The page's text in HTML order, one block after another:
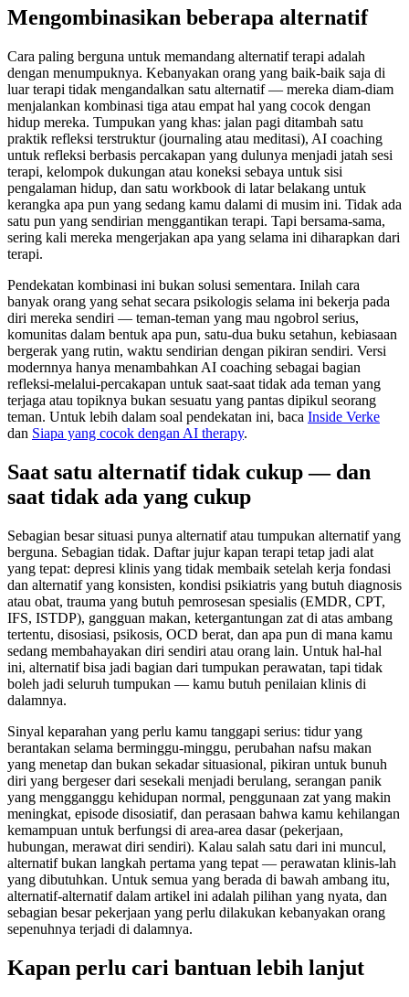
Mengombinasikan beberapa alternatif
Cara paling berguna untuk memandang alternatif terapi adalah
dengan menumpuknya. Kebanyakan orang yang baik-baik saja di
luar terapi tidak mengandalkan satu alternatif — mereka diam-diam
menjalankan kombinasi tiga atau empat hal yang cocok dengan
hidup mereka. Tumpukan yang khas: jalan pagi ditambah satu
praktik refleksi terstruktur (journaling atau meditasi), AI coaching
untuk refleksi berbasis percakapan yang dulunya menjadi jatah sesi
terapi, kelompok dukungan atau koneksi sebaya untuk sisi
pengalaman hidup, dan satu workbook di latar belakang untuk
kerangka apa pun yang sedang kamu dalami di musim ini. Tidak ada
satu pun yang sendirian menggantikan terapi. Tapi bersama-sama,
sering kali mereka mengerjakan apa yang selama ini diharapkan dari
terapi.
Pendekatan kombinasi ini bukan solusi sementara. Inilah cara
banyak orang yang sehat secara psikologis selama ini bekerja pada
diri mereka sendiri — teman-teman yang mau ngobrol serius,
komunitas dalam bentuk apa pun, satu-dua buku setahun, kebiasaan
bergerak yang rutin, waktu sendirian dengan pikiran sendiri. Versi
modernnya hanya menambahkan AI coaching sebagai bagian
refleksi-melalui-percakapan untuk saat-saat tidak ada teman yang
terjaga atau topiknya bukan sesuatu yang pantas dipikul seorang
teman. Untuk lebih dalam soal pendekatan ini, baca Inside Verke
dan Siapa yang cocok dengan AI therapy.
Saat satu alternatif tidak cukup — dan
saat tidak ada yang cukup
Sebagian besar situasi punya alternatif atau tumpukan alternatif yang
berguna. Sebagian tidak. Daftar jujur kapan terapi tetap jadi alat
yang tepat: depresi klinis yang tidak membaik setelah kerja fondasi
dan alternatif yang konsisten, kondisi psikiatris yang butuh diagnosis
atau obat, trauma yang butuh pemrosesan spesialis (EMDR, CPT,
IFS, ISTDP), gangguan makan, ketergantungan zat di atas ambang
tertentu, disosiasi, psikosis, OCD berat, dan apa pun di mana kamu
sedang membahayakan diri sendiri atau orang lain. Untuk hal-hal
ini, alternatif bisa jadi bagian dari tumpukan perawatan, tapi tidak
boleh jadi seluruh tumpukan — kamu butuh penilaian klinis di
dalamnya.
Sinyal keparahan yang perlu kamu tanggapi serius: tidur yang
berantakan selama berminggu-minggu, perubahan nafsu makan
yang menetap dan bukan sekadar situasional, pikiran untuk bunuh
diri yang bergeser dari sesekali menjadi berulang, serangan panik
yang mengganggu kehidupan normal, penggunaan zat yang makin
meningkat, episode disosiatif, dan perasaan bahwa kamu kehilangan
kemampuan untuk berfungsi di area-area dasar (pekerjaan,
hubungan, merawat diri sendiri). Kalau salah satu dari ini muncul,
alternatif bukan langkah pertama yang tepat — perawatan klinis-lah
yang dibutuhkan. Untuk semua yang berada di bawah ambang itu,
alternatif-alternatif dalam artikel ini adalah pilihan yang nyata, dan
sebagian besar pekerjaan yang perlu dilakukan kebanyakan orang
sepenuhnya terjadi di dalamnya.
Kapan perlu cari bantuan lebih lanjut